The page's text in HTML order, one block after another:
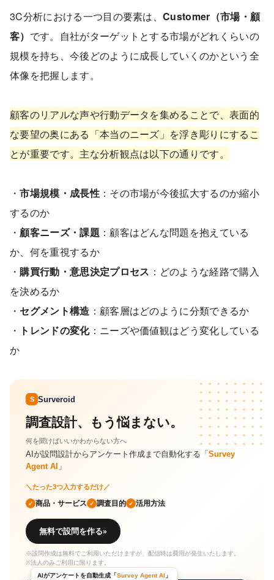
3C分析における一つ目の要素は、Customer（市場・顧
客） です。自社がターゲットとする市場がどれくらいの
規模を持ち、今後どのように成長していくのかという全
体像を把握します。
顧客のリアルな声や行動データを集めることで、表面的
な要望の奥にある「本当のニーズ」を浮き彫りにするこ
とが重要です。主な分析観点は以下の通りです。
・市場規模・成長性：その市場が今後拡大するのか縮小
するのか
・顧客ニーズ・課題 ：顧客はどんな問題を抱えている
か、何を重視するか
・購買行動・意思決定プロセス ：どのような経路で購入
を決めるか
・ セグメント構造 ：顧客層はどのように分類できるか
・ トレンドの変化：ニーズや価値観はどう変化している
か
S Surveroid
調査設計、もう悩まない。
何を聞けばいいかわからない方へ
AIが設問設計からアンケート作成まで自動化する「 Survey
Agent AI 」
＼ たった3つ入力するだけ／
✓ 商品・サービス ✓ 調査目的 ✓ 活用方法
無料で設問を作る»
※設問作成は無料でご利用いただけますが、配信時は費用が発生いたします。
※法人のみご利用に限ります。
AIがアンケートを自動生成「Survey Agent AI 」